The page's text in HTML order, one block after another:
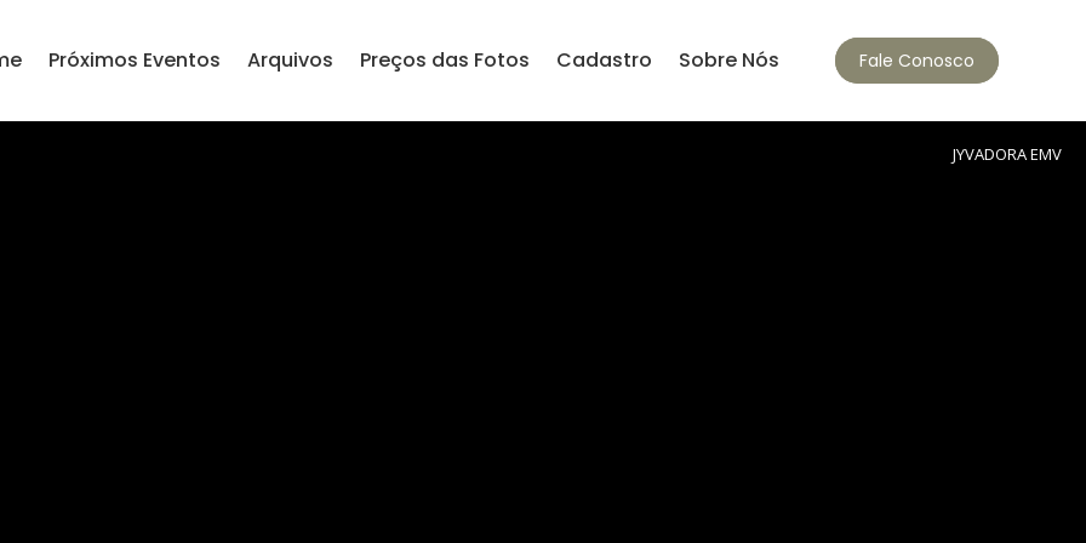
Próximos Eventos Arquivos Preços das Fotos Cadastro Sobre Nós Fale Conosco
JYVADORA EMV